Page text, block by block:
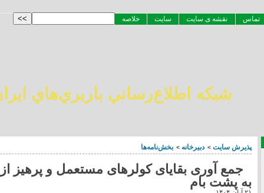
شبكه اطلاع‌رساني باربري‌هاي
پذيرش سايت > دبیرخانه > بخش‌نامه‌ها
جمع آوری بقایای کولرهای مستعمل و پرهیز
به پشت بام
تماس نقشه ى سايت سايت خلاصه